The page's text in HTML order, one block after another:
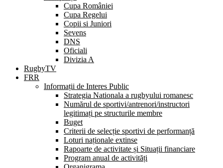
Cupa României
Cupa Regelui
Copii si Juniori
Sevens
DNS
Oficiali
Divizia A
RugbyTV
FRR
Informații de Interes Public
Strategia Nationala a rugbyului romanesc
Numărul de sportivi/antrenori/instructori
legitimați pe structurile membre
Buget
Criterii de selecție sportivi de performanță
Loturi naționale extinse
Rapoarte de activitate și Situații financiare
Program anual de activități